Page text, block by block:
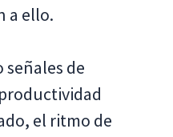
a ello.
de
el ritmo de